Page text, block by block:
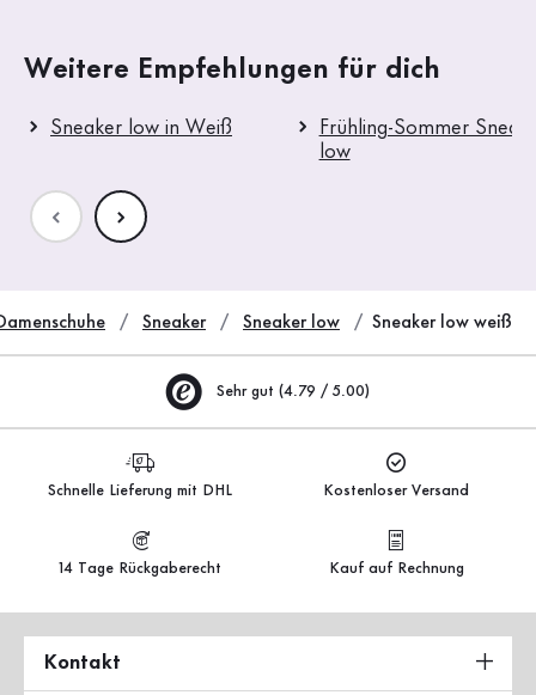
Weitere Empfehlungen für dich
Sneaker low in Weiß
Frühling-Sommer
low
Sneaker Sneaker low Sneaker low weiß
Sehr gut (4.79 / 5.00)
Schnelle Lieferung mit DHL Kostenloser Versand
14 Tage Rückgaberecht Kauf auf Rechnung
Kontakt